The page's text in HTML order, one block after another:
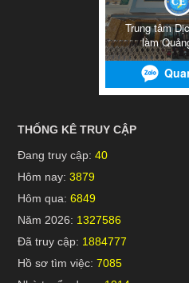
THỐNG KÊ TRUY CẬP
Đang truy cập: 40
Hôm nay: 3879
Hôm qua: 6849
Năm 2026: 1327586
Đã truy cập: 1884777
Hồ sơ tìm việc: 7085